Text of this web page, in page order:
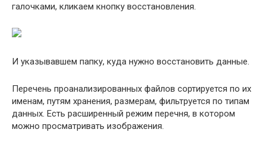
галочками, кликаем кнопку восстановления.
И указывавшем папку, куда нужно восстановить данные.
Перечень проанализированных файлов сортируется по их
именам, путям хранения, размерам, фильтруется по типам
данных. Есть расширенный режим перечня, в котором
можно просматривать изображения.